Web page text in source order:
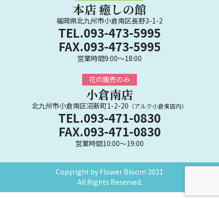
本店 癒しの館
福岡県北九州市小倉南区長野3-1-2
TEL.093-473-5995
FAX.093-473-5995
営業時間9:00～18:00
花の販売のみ
小倉南店
北九州市小倉南区沼新町1-2-20 （アルク小倉東店内）
TEL.093-471-0830
FAX.093-471-0830
営業時間10:00～19:00
Copyright by Flower Bloom 2021
All Rights Reserved.